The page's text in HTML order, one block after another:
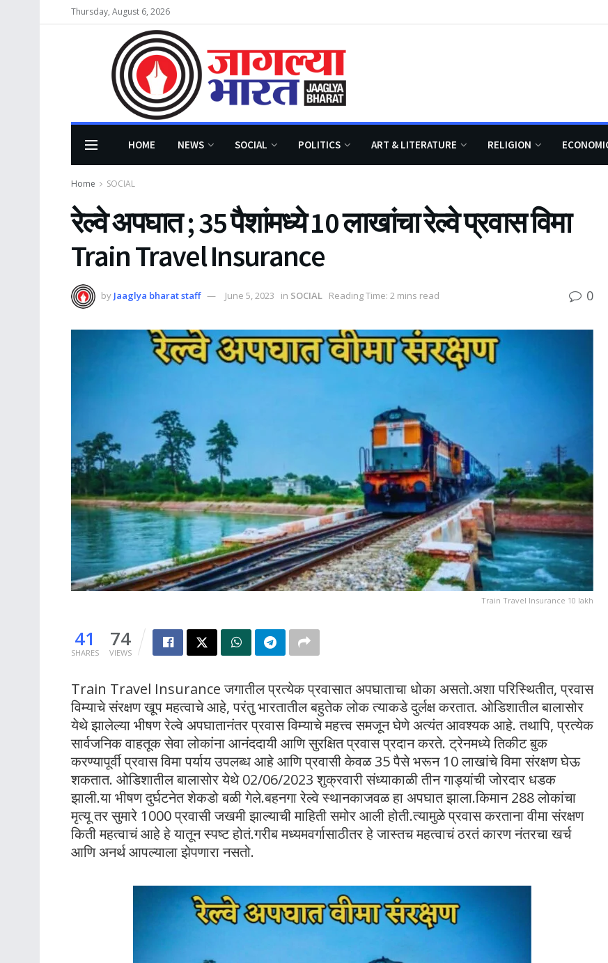
Thursday, August 6, 2026
HOME NEWS SOCIAL POLITICS ART & LITERATURE RELIGION
Home SOCIAL
रेल्वे अपघात ; 35 पैशांमध्ये 10 लाखांचा रेल्वे प्रवास विमा
Train Travel Insurance
by Jaaglya bharat staff June 5, 2023 in SOCIAL Reading Time: 2 mins read 0
Train Travel Insurance 10 lakh
41
SHARES
74
VIEWS
Train Travel Insurance जगातील प्रत्येक प्रवासात अपघाताचा धोका असतो.अशा परिस्थितीत, प्रवास
विम्याचे संरक्षण खूप महत्वाचे आहे, परंतु भारतातील बहुतेक लोक त्याकडे दुर्लक्ष करतात. ओडिशातील बालासोर
येथे झालेल्या भीषण रेल्वे अपघातानंतर प्रवास विम्याचे महत्त्व समजून घेणे अत्यंत आवश्यक आहे. तथापि, प्रत्येक
सार्वजनिक वाहतूक सेवा लोकांना आनंददायी आणि सुरक्षित प्रवास प्रदान करते. ट्रेनमध्ये तिकीट बुक
करण्यापूर्वी प्रवास विमा पर्याय उपलब्ध आहे आणि प्रवासी केवळ 35 पैसे भरून 10 लाखांचे विमा संरक्षण घेऊ
शकतात. ओडिशातील बालासोर येथे 02/06/2023 शुक्रवारी संध्याकाळी तीन गाड्यांची जोरदार धडक
झाली.या भीषण दुर्घटनेत शेकडो बळी गेले.बहनगा रेल्वे स्थानकाजवळ हा अपघात झाला.किमान 288 लोकांचा
मृत्यू तर सुमारे 1000 प्रवासी जखमी झाल्याची माहिती समोर आली होती.त्यामुळे प्रवास करताना वीमा संरक्षण
किती महत्वाचं आहे हे यातून स्पष्ट होतं.गरीब मध्यमवर्गासाठीतर हे जास्तच महत्वाचं ठरतं कारण नंतरचा खर्च
आणि अनर्थ आपल्याला झेपणारा नसतो.